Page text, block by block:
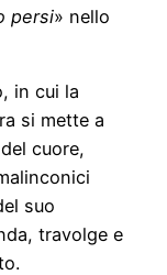
persi» nello
in cui la
si mette a
cuore,
suo
travolge e